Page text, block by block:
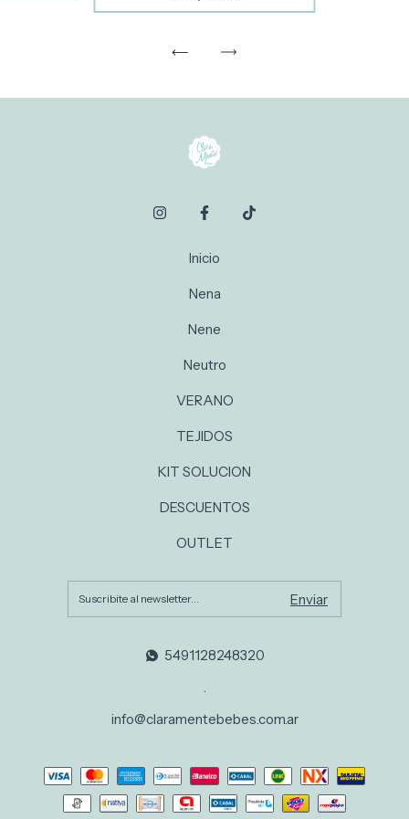
Inicio
Nena
Nene
Neutro
VERANO
TEJIDOS
KIT SOLUCION
DESCUENTOS
OUTLET
5491128248320
.
info@claramentebebes.com.ar